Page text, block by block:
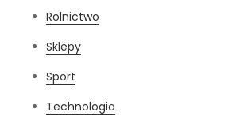
Rolnictwo
Sklepy
Sport
Technologia